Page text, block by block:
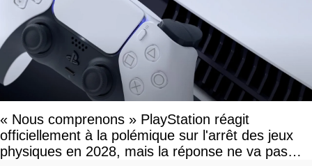
« Nous comprenons » PlayStation réagit
officiellement à la polémique sur l'arrêt des jeux
physiques en 2028, mais la réponse ne va pas